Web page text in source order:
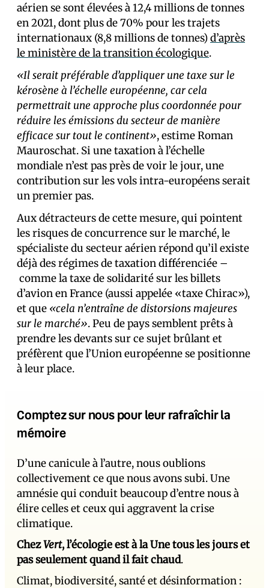
aérien se sont élevées à 12,4 millions de tonnes
en 2021, dont plus de 70% pour les trajets
internationaux (8,8 millions de tonnes)d’après
le ministère de la transition écologique.
«Il serait préférable d’appliquer une taxe sur le
kérosène à l’échelle européenne, car cela
permettrait une approche plus coordonnée pour
réduire les émissions du secteur de manière
efficace sur tout le continent», estime Roman
Mauroschat. Si une taxation à l’échelle
mondiale n’est pas près de voir le jour, une
contribution sur les vols intra-européens serait
un premier pas.
Aux détracteurs de cette mesure, qui pointent
les risques de concurrence sur le marché, le
spécialiste du secteur aérien répond qu’il existe
déjà des régimes de taxation différenciée –
comme la taxe de solidarité sur les billets
d’avion en France (aussi appelée «taxe Chirac»),
et que «cela n’entraîne de distorsions majeures
sur le marché». Peu de pays semblent prêts à
prendre les devants sur ce sujet brûlant et
préfèrent que l’Union européenne se positionne
à leur place.
Comptez sur nous pour leur rafraîchir la
mémoire
D’une canicule à l’autre, nous oublions
collectivement ce que nous avons subi. Une
amnésie qui conduit beaucoup d’entre nous à
élire celles et ceux qui aggravent la crise
climatique.
ChezVert, l’écologie est à la Une tous les jours et
pas seulement quand il fait chaud.
Climat, biodiversité, santé et désinformation :